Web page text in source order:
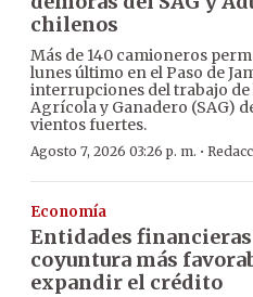
chilenos
Más de 140 camioneros
lunes último en el Paso de
interrupciones del trabajo de
Agrícola y Ganadero (SAG)
vientos fuertes.
Agosto 7, 2026 03:26 p. m. ·
Economía
Entidades financieras
coyuntura más
expandir el crédito